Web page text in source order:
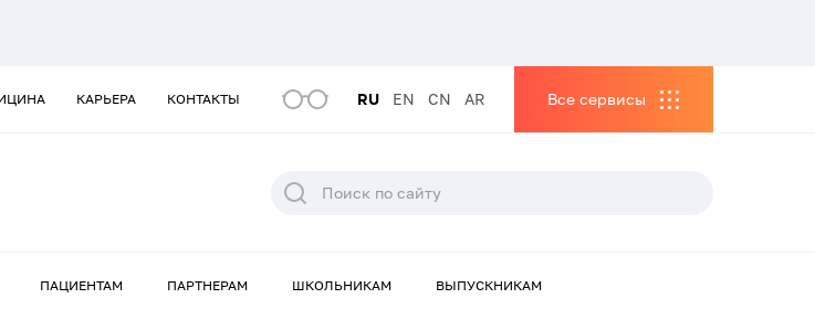
КАРЬЕРА КОНТАКТЫ RU EN CN AR Все сервисы
ПАЦИЕНТАМ ПАРТНЕРАМ ШКОЛЬНИКАМ ВЫПУСКНИКАМ